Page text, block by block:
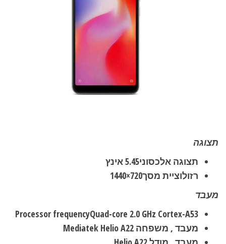
תצוגה
תצוגה אלכסוני5.45 אינץ
רזולוציית מסך720×1440
מעבד
Processor frequencyQuad-core 2.0 GHz Cortex-A53
מעבד , משפחה Mediatek Helio A22